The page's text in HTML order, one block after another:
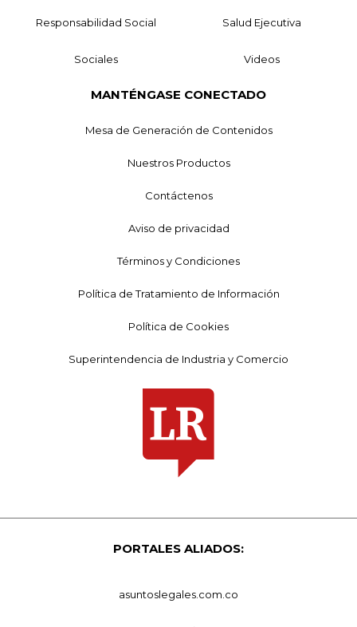
Responsabilidad Social Salud Ejecutiva
Sociales Videos
MANTÉNGASE CONECTADO
Mesa de Generación de Contenidos
Nuestros Productos
Contáctenos
Aviso de privacidad
Términos y Condiciones
Política de Tratamiento de Información
Política de Cookies
Superintendencia de Industria y Comercio
PORTALES ALIADOS:
asuntoslegales.com.co